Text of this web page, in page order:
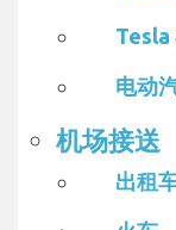
Tesla
电动
机场接送
出租